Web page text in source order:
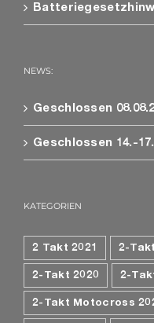
NEWS:
Geschlossen
Geschlossen 14.-
KATEGORIEN
2 Takt 2021 2-Takt
2-Takt 2020 2-
2-Takt Motocross